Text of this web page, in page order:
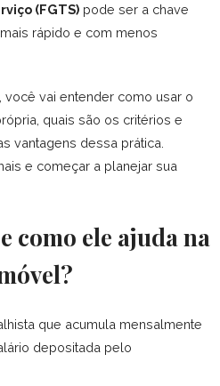
(FGTS) pode ser a chave
rápido e com menos
, você vai entender como usar o
quais são os critérios e
vantagens dessa prática.
e começar a planejar sua
como ele ajuda na
que acumula mensalmente
depositada pelo